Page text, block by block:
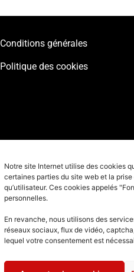
Notre site Internet utilise des cookies
certaines parties du site web et la
qu’utilisateur. Ces cookies appelés
personnelles.
En revanche, nous utilisons des
réseaux sociaux, flux de vidéo,
lequel votre consentement est
Conditions générales
Politique des cookies